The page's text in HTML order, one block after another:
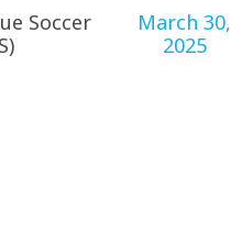
Soccer
March 30,
2025